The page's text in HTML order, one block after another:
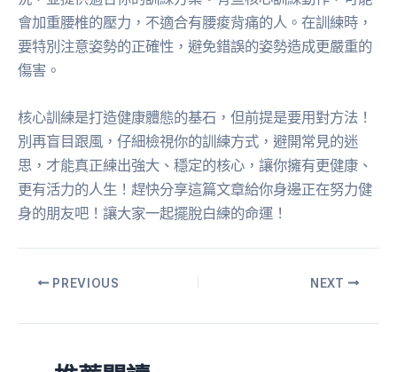
會加重腰椎的壓力，不適合有腰痠背痛的人。在訓練時，
要特別注意姿勢的正確性，避免錯誤的姿勢造成更嚴重的
傷害。
核心訓練是打造健康體態的基石，但前提是要用對方法！
別再盲目跟風，仔細檢視你的訓練方式，避開常見的迷
思，才能真正練出強大、穩定的核心，讓你擁有更健康、
更有活力的人生！趕快分享這篇文章給你身邊正在努力健
身的朋友吧！讓大家一起擺脫白練的命運！
PREVIOUS NEXT